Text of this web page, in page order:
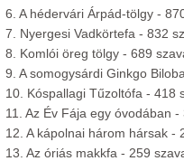
6. A hédervári Árpád-tölgy -
7. Nyergesi Vadkörtefa - 832
8. Komlói öreg tölgy - 689
9. A somogysárdi Ginkgo
10. Kóspallagi Tűzoltófa - 418
11. Az Év Fája egy óvodában
12. A kápolnai három hársak -
13. Az óriás makkfa - 259